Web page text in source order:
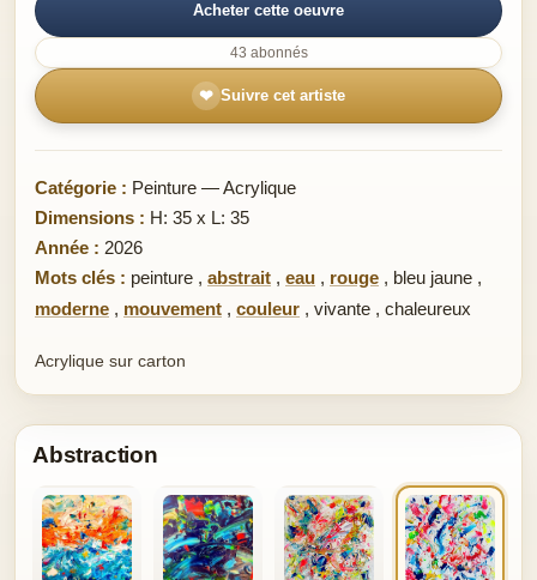
Acheter cette oeuvre
43 abonnés
❤ Suivre cet artiste
Catégorie : Peinture — Acrylique
Dimensions : H: 35 x L: 35
Année : 2026
Mots clés : peinture , abstrait , eau , rouge , bleu jaune ,
moderne , mouvement , couleur , vivante , chaleureux
Acrylique sur carton
Abstraction